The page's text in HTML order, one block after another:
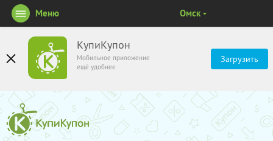
КупиКупон
Мобильное приложение
ещё удобнее
Загрузить
Меню Омск